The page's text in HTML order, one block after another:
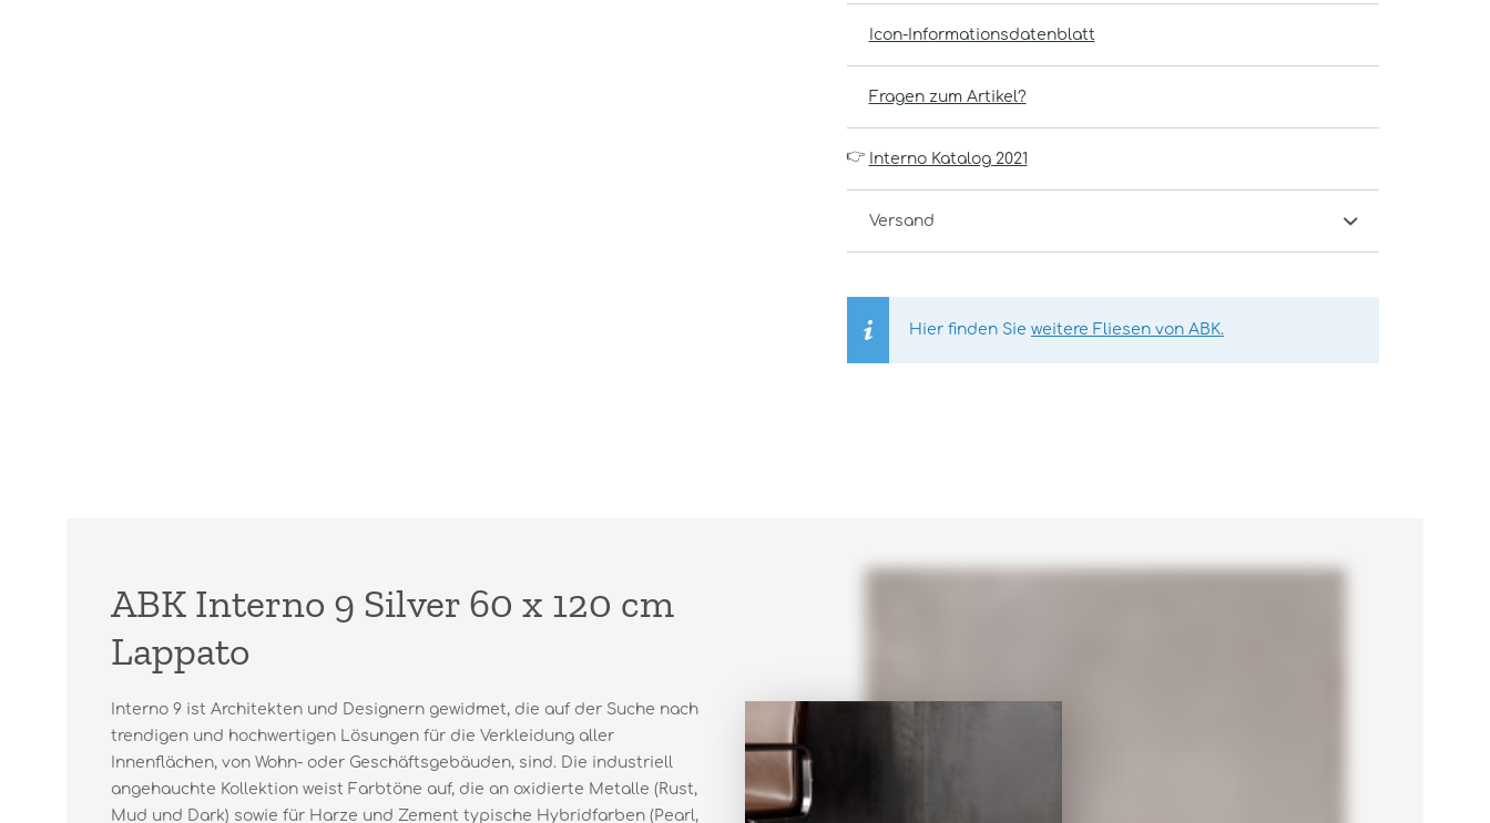
Icon-Informationsdatenblatt
Fragen zum Artikel?
👉 Interno Katalog 2021
Versand
Hier finden Sie weitere Fliesen von ABK.
ABK Interno 9 Silver 60 x 120 cm
Lappato
Interno 9 ist Architekten und Designern gewidmet, die auf der Suche nach
trendigen und hochwertigen Lösungen für die Verkleidung aller
Innenflächen, von Wohn- oder Geschäftsgebäuden, sind. Die industriell
angehauchte Kollektion weist Farbtöne auf, die an oxidierte Metalle (Rust,
Mud und Dark) sowie für Harze und Zement typische Hybridfarben (Pearl,